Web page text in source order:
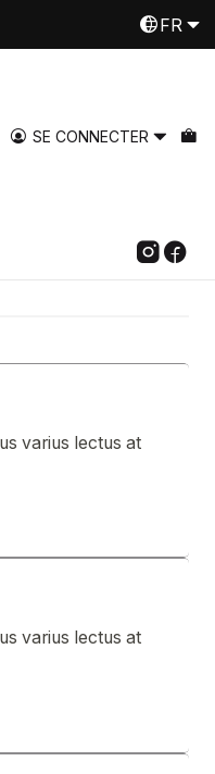
SE CONNECTER
FR
varius lectus at
varius lectus at